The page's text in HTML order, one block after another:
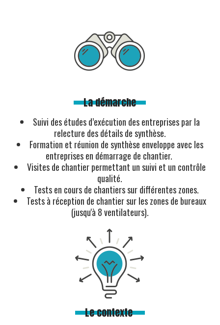
La démarche
Suivi des études d’exécution des entreprises par la
relecture des détails de synthèse.
Formation et réunion de synthèse enveloppe avec les
entreprises en démarrage de chantier.
Visites de chantier permettant un suivi et un contrôle
qualité.
Tests en cours de chantiers sur différentes zones.
Tests à réception de chantier sur les zones de bureaux
(jusqu'à 8 ventilateurs).
Le contexte